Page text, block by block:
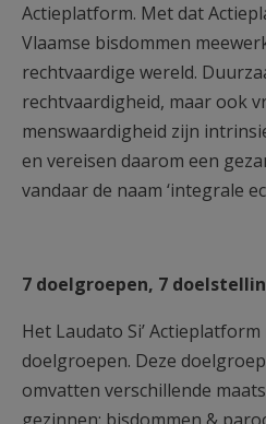
Actieplatform. Met dat
Vlaamse bisdommen
rechtvaardige wereld.
rechtvaardigheid, maar ook
menswaardigheid zijn
en vereisen daarom een
vandaar de naam ‘integrale
7 doelgroepen, 7
Het Laudato Si’
doelgroepen. Deze
omvatten verschillende